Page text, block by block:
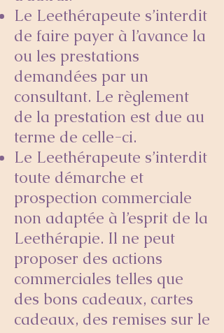
Le Leethérapeute s’interdit
de faire payer à l’avance la
ou les prestations
demandées par un
consultant. Le règlement
de la prestation est due au
terme de celle-ci.
Le Leethérapeute s’interdit
toute démarche et
prospection commerciale
non adaptée à l’esprit de la
Leethérapie. Il ne peut
proposer des actions
commerciales telles que
des bons cadeaux, cartes
cadeaux, des remises sur le